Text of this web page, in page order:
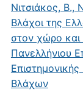
Νιτσιάκος, Β.,
Βλάχοι της
στον χώρο και
Πανελλήνιου
Βλάχων